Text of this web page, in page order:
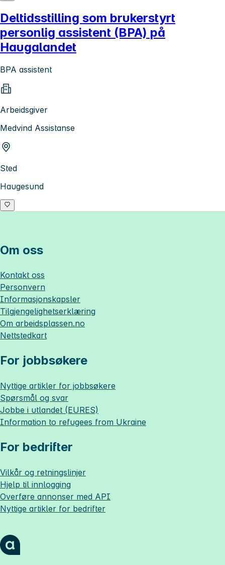
Deltidsstilling som brukerstyrt
personlig assistent (BPA) på
Haugalandet
BPA assistent
Arbeidsgiver
Medvind Assistanse
Sted
Haugesund
Om oss
Kontakt oss
Personvern
Informasjonskapsler
Tilgjengelighetserklæring
Om arbeidsplassen.no
Nettstedkart
For jobbsøkere
Nyttige artikler for jobbsøkere
Spørsmål og svar
Jobbe i utlandet (EURES)
Information to refugees from Ukraine
For bedrifter
Vilkår og retningslinjer
Hjelp til innlogging
Overføre annonser med API
Nyttige artikler for bedrifter